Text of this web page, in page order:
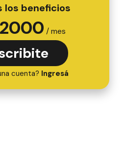
los beneficios
2000 / mes
cuenta? Ingresá